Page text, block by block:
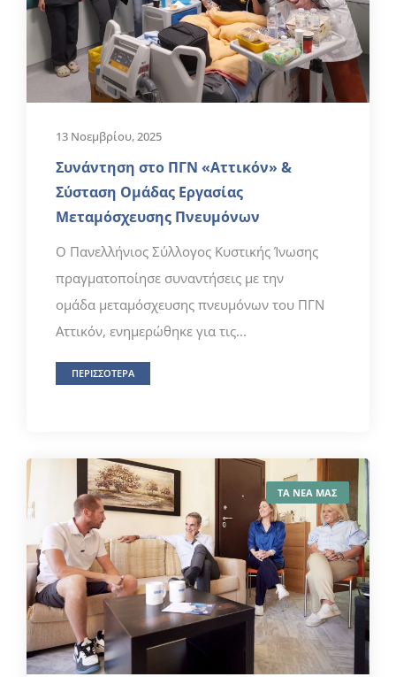
13 Νοεμβρίου, 2025
Συνάντηση στο ΠΓΝ «Αττικόν» &
Σύσταση Ομάδας Εργασίας
Μεταμόσχευσης Πνευμόνων
Ο Πανελλήνιος Σύλλογος Κυστικής Ίνωσης
πραγματοποίησε συναντήσεις με την
ομάδα μεταμόσχευσης πνευμόνων του ΠΓΝ
Αττικόν, ενημερώθηκε για τις...
ΠΕΡΙΣΣΟΤΕΡΑ
ΤΑ ΝΕΑ ΜΑΣ